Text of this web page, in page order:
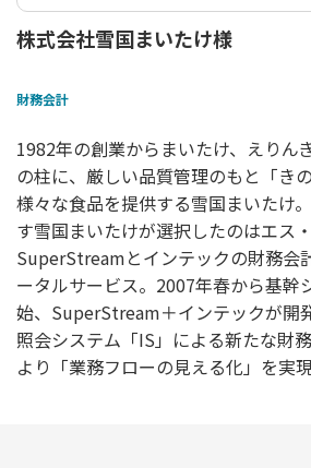
株式会社雪国まいたけ様
財務会計
1982年の創業からまいたけ、えりん
の柱に、厳しい品質管理のもと「き
様々な食品を提供する雪国まいたけ
す雪国まいたけが選択したのはエス
SuperStreamとインテックの財務会
ータルサービス。2007年春から基幹
始、SuperStream＋インテックが開
照会システム「IS」による新たな財
より「業務フローの見える化」を実